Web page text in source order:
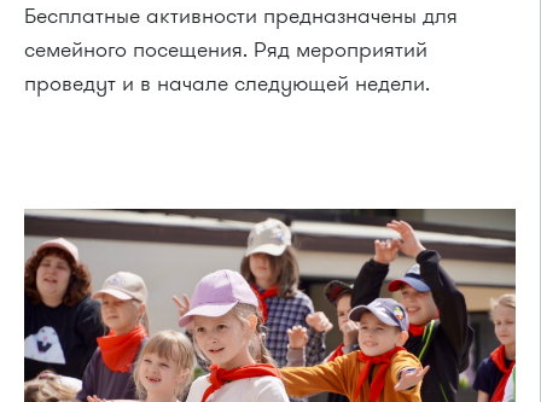
Бесплатные активности предназначены для
семейного посещения. Ряд мероприятий
проведут и в начале следующей недели.